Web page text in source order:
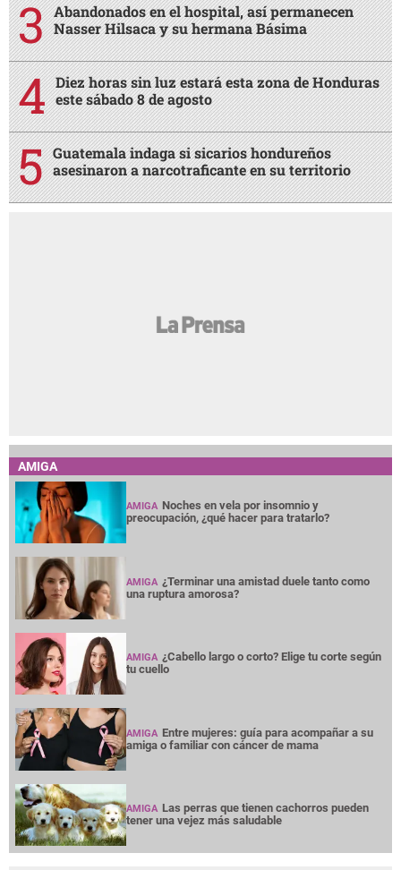
Abandonados en el hospital, así permanecen
Nasser Hilsaca y su hermana Básima
Diez horas sin luz estará esta zona de Honduras
este sábado 8 de agosto
Guatemala indaga si sicarios hondureños
asesinaron a narcotraficante en su territorio
AMIGA
AMIGA Noches en vela por insomnio y
preocupación, ¿qué hacer para tratarlo?
AMIGA ¿Terminar una amistad duele tanto como
una ruptura amorosa?
AMIGA ¿Cabello largo o corto? Elige tu corte según
tu cuello
AMIGA Entre mujeres: guía para acompañar a su
amiga o familiar con cáncer de mama
AMIGA Las perras que tienen cachorros pueden
tener una vejez más saludable